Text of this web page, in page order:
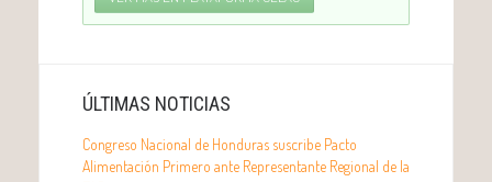
ÚLTIMAS NOTICIAS
Congreso Nacional de Honduras suscribe Pacto
Alimentación Primero ante Representante Regional de la